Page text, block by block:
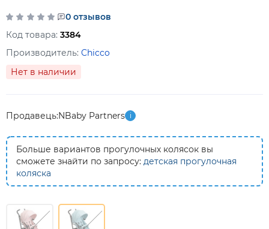
0 отзывов
Код товара: 3384
Производитель: Chicco
Нет в наличии
Продавець:NBaby Partners i
Больше вариантов прогулочных колясок вы
сможете знайти по запросу: детская прогулочная
коляска